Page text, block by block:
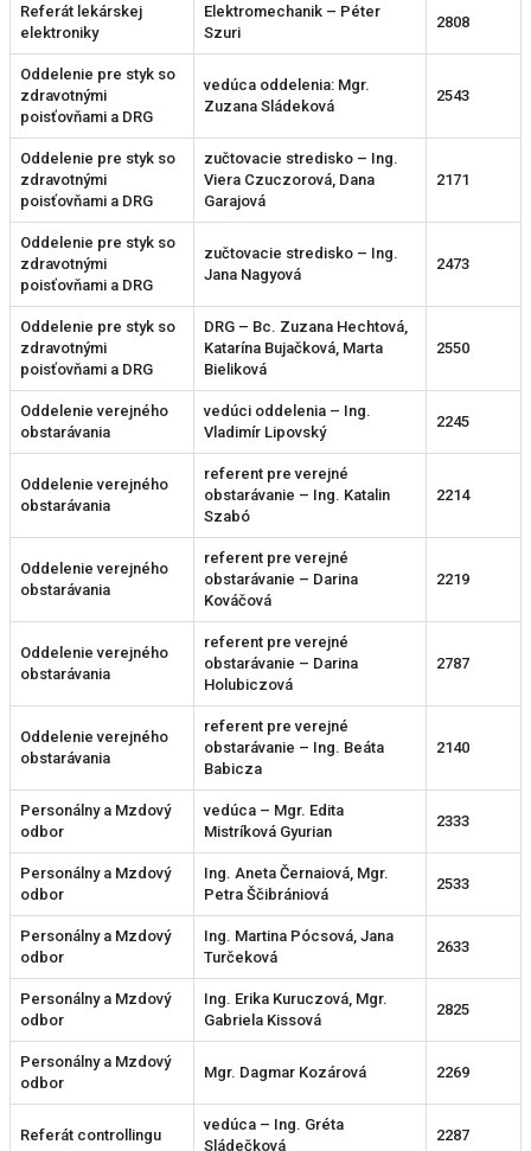
Referát lekárskej
elektroniky
Elektromechanik – Péter
Szuri
2808
Oddelenie pre styk so
zdravotnými
poisťovňami a DRG
vedúca oddelenia: Mgr.
Zuzana Sládeková
2543
Oddelenie pre styk so
zdravotnými
poisťovňami a DRG
zučtovacie stredisko – Ing.
Viera Czuczorová, Dana
Garajová
2171
Oddelenie pre styk so
zdravotnými
poisťovňami a DRG
zučtovacie stredisko – Ing.
Jana Nagyová
2473
Oddelenie pre styk so
zdravotnými
poisťovňami a DRG
DRG – Bc. Zuzana Hechtová,
Katarína Bujačková, Marta
Bieliková
2550
Oddelenie verejného
obstarávania
vedúci oddelenia – Ing.
Vladimír Lipovský
2245
Oddelenie verejného
obstarávania
referent pre verejné
obstarávanie – Ing. Katalin
Szabó
2214
Oddelenie verejného
obstarávania
referent pre verejné
obstarávanie – Darina
Kováčová
2219
Oddelenie verejného
obstarávania
referent pre verejné
obstarávanie – Darina
Holubiczová
2787
Oddelenie verejného
obstarávania
referent pre verejné
obstarávanie – Ing. Beáta
Babicza
2140
Personálny a Mzdový
odbor
vedúca – Mgr. Edita
Mistríková Gyurian
2333
Personálny a Mzdový
odbor
Ing. Aneta Černaiová, Mgr.
Petra Ščibrániová
2533
Personálny a Mzdový
odbor
Ing. Martina Pócsová, Jana
Turčeková
2633
Personálny a Mzdový
odbor
Ing. Erika Kuruczová, Mgr.
Gabriela Kissová
2825
Personálny a Mzdový
odbor
Mgr. Dagmar Kozárová 2269
Referát controllingu
vedúca – Ing. Gréta
Sládečková
2287